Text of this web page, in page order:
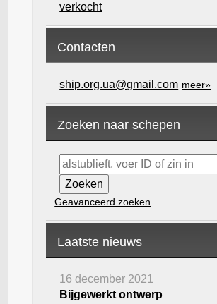
verkocht
Contacten
ship.org.ua@gmail.com meer»
Zoeken naar schepen
Geavanceerd zoeken
Laatste nieuws
16 december 2021
Bijgewerkt ontwerp